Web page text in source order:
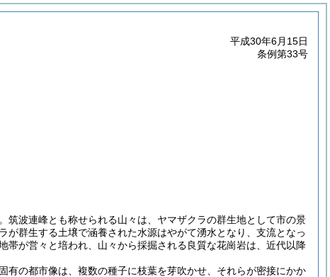
平成30年6月15日
条例第33号
波連峰とも称せられる山々は、ヤマザクラの群生地として市の景
群生する土壌で涵養された水源はやがて湧水となり、支流となっ
が営々と培われ、山々から採掘される良質な花崗岩は、近代以降
有の都市像は、複数の種子に枝葉を芽吹かせ、それらが密接にかか